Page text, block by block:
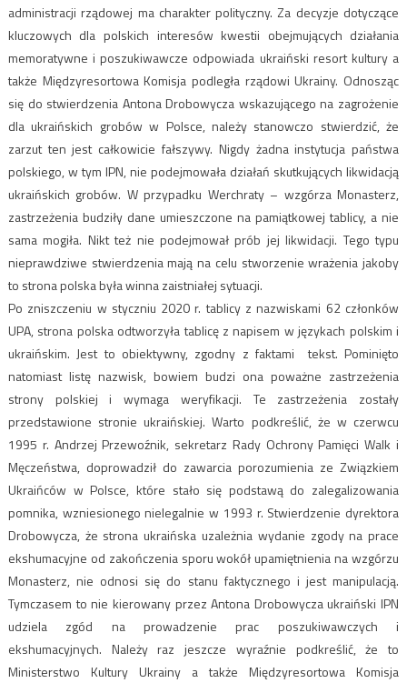
administracji rządowej ma charakter polityczny. Za decyzje dotyczące
kluczowych dla polskich interesów kwestii obejmujących działania
memoratywne i poszukiwawcze odpowiada ukraiński resort kultury a
także Międzyresortowa Komisja podległa rządowi Ukrainy. Odnosząc
się do stwierdzenia Antona Drobowycza wskazującego na zagrożenie
dla ukraińskich grobów w Polsce, należy stanowczo stwierdzić, że
zarzut ten jest całkowicie fałszywy. Nigdy żadna instytucja państwa
polskiego, w tym IPN, nie podejmowała działań skutkujących likwidacją
ukraińskich grobów. W przypadku Werchraty – wzgórza Monasterz,
zastrzeżenia budziły dane umieszczone na pamiątkowej tablicy, a nie
sama mogiła. Nikt też nie podejmował prób jej likwidacji. Tego typu
nieprawdziwe stwierdzenia mają na celu stworzenie wrażenia jakoby
to strona polska była winna zaistniałej sytuacji.
Po zniszczeniu w styczniu 2020 r. tablicy z nazwiskami 62 członków
UPA, strona polska odtworzyła tablicę z napisem w językach polskim i
ukraińskim. Jest to obiektywny, zgodny z faktami tekst. Pominięto
natomiast listę nazwisk, bowiem budzi ona poważne zastrzeżenia
strony polskiej i wymaga weryfikacji. Te zastrzeżenia zostały
przedstawione stronie ukraińskiej. Warto podkreślić, że w czerwcu
1995 r. Andrzej Przewoźnik, sekretarz Rady Ochrony Pamięci Walk i
Męczeństwa, doprowadził do zawarcia porozumienia ze Związkiem
Ukraińców w Polsce, które stało się podstawą do zalegalizowania
pomnika, wzniesionego nielegalnie w 1993 r. Stwierdzenie dyrektora
Drobowycza, że strona ukraińska uzależnia wydanie zgody na prace
ekshumacyjne od zakończenia sporu wokół upamiętnienia na wzgórzu
Monasterz, nie odnosi się do stanu faktycznego i jest manipulacją.
Tymczasem to nie kierowany przez Antona Drobowycza ukraiński IPN
udziela zgód na prowadzenie prac poszukiwawczych i
ekshumacyjnych. Należy raz jeszcze wyraźnie podkreślić, że to
Ministerstwo Kultury Ukrainy a także Międzyresortowa Komisja